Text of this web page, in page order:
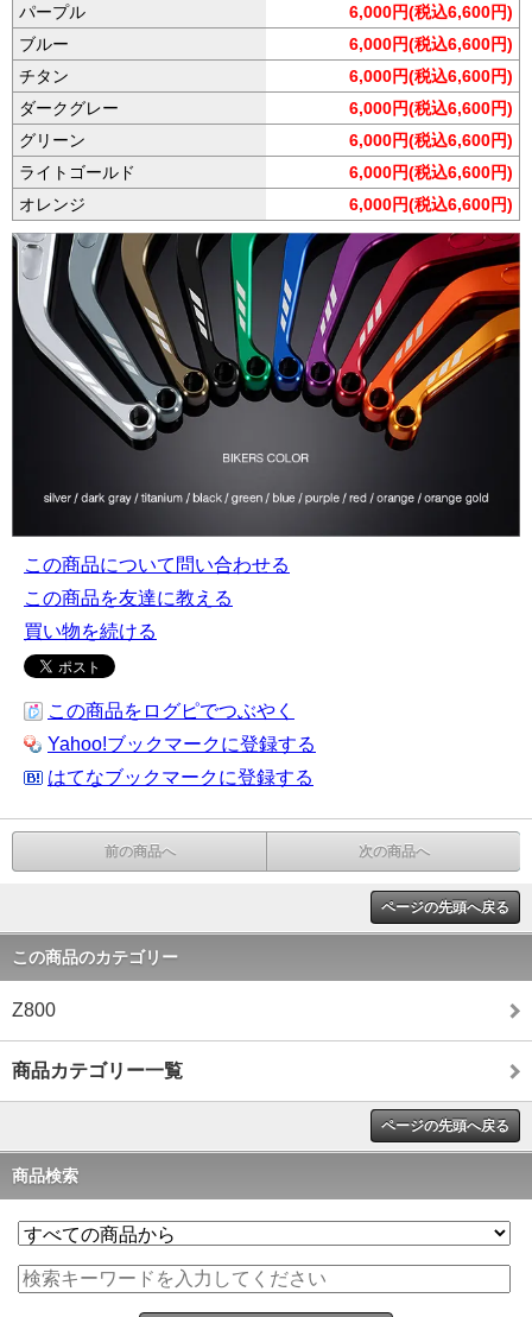
パープル
6,000円(税込6,600円)
ブルー
6,000円(税込6,600円)
チタン
6,000円(税込6,600円)
ダークグレー
6,000円(税込6,600円)
グリーン
6,000円(税込6,600円)
ライトゴールド
6,000円(税込6,600円)
オレンジ
6,000円(税込6,600円)
この商品について問い合わせる
この商品を友達に教える
買い物を続ける
この商品をログピでつぶやく
Yahoo!ブックマークに登録する
はてなブックマークに登録する
前の商品へ 次の商品へ
ページの先頭へ戻る
この商品のカテゴリー
Z800
商品カテゴリー一覧
ページの先頭へ戻る
商品検索